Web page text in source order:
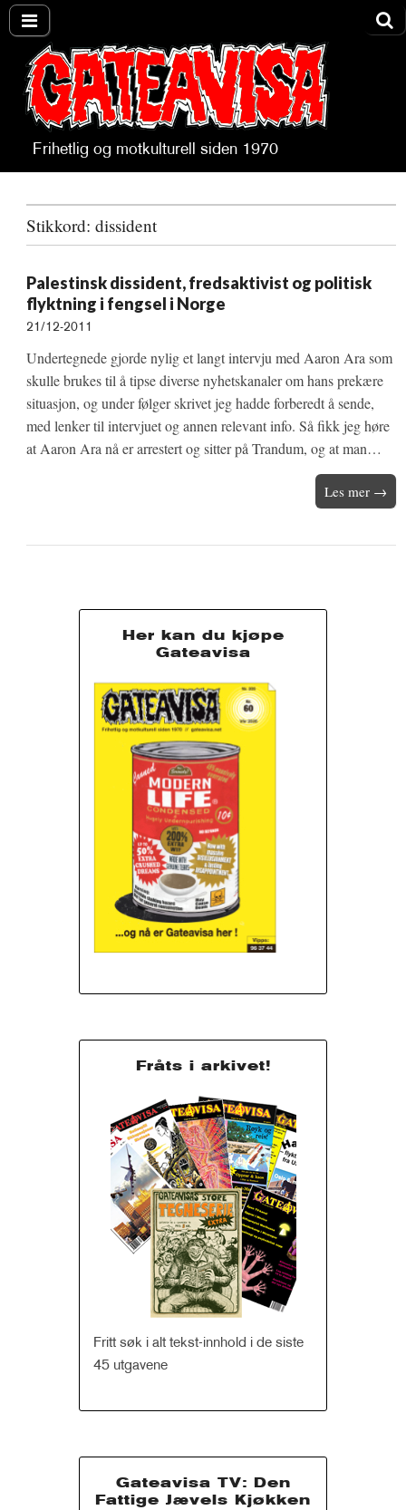
Gateavisa
Frihetlig og motkulturell siden 1970
Stikkord: dissident
Palestinsk dissident, fredsaktivist og politisk
flyktning i fengsel i Norge
21/12-2011
Undertegnede gjorde nylig et langt intervju med Aaron Ara som
skulle brukes til å tipse diverse nyhetskanaler om hans prekære
situasjon, og under følger skrivet jeg hadde forberedt å sende,
med lenker til intervjuet og annen relevant info. Så fikk jeg høre
at Aaron Ara nå er arrestert og sitter på Trandum, og at man…
Les mer →
Her kan du kjøpe
Gateavisa
Fråts i arkivet!
Fritt søk i alt tekst-innhold i de siste
45 utgavene
Gateavisa TV: Den
Fattige Jævels Kjøkken